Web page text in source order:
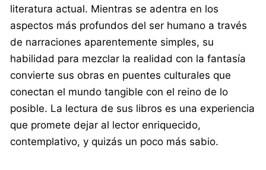
literatura actual. Mientras se adentra en los
aspectos más profundos del ser humano a través
de narraciones aparentemente simples, su
habilidad para mezclar la realidad con la fantasía
convierte sus obras en puentes culturales que
conectan el mundo tangible con el reino de lo
posible. La lectura de sus libros es una experiencia
que promete dejar al lector enriquecido,
contemplativo, y quizás un poco más sabio.